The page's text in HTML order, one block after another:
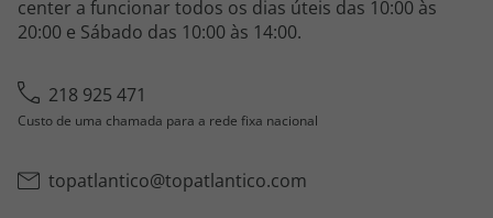
center a funcionar todos os dias úteis das 10:00 às
20:00 e Sábado das 10:00 às 14:00.
218 925 471
Custo de uma chamada para a rede fixa nacional
topatlantico@topatlantico.com